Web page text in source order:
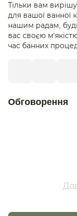
Тільки вам
для вашої ванної
нашим радам,
вас своєю
час банних
Обговорення